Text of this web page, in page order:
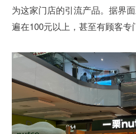
为这家门店的引流产品。据界
遍在100元以上，甚至有顾客专